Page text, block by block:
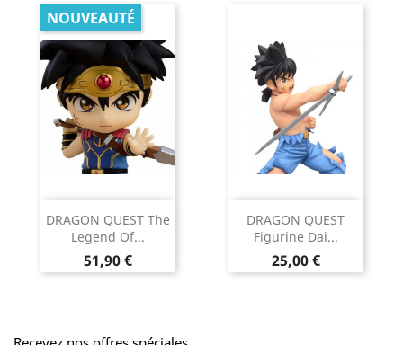
DRAGON QUEST The
Legend Of...
Prix
51,90 €
NOUVEAUTÉ
DRAGON QUEST
Figurine Dai...
Prix
25,00 €